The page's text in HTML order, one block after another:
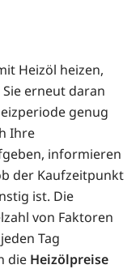
Heizöl heizen,
Sie erneut daran
genug
Ihre
informieren
der Kaufzeitpunkt
ist. Die
von Faktoren
Tag
die Heizölpreise